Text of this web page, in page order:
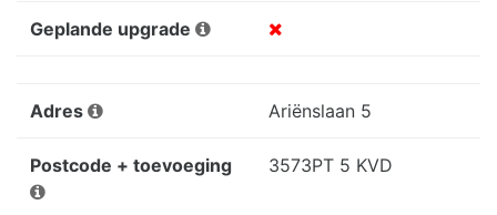
Geplande upgrade
Adres Ariënslaan 5
Postcode + toevoeging 3573PT 5 KVD